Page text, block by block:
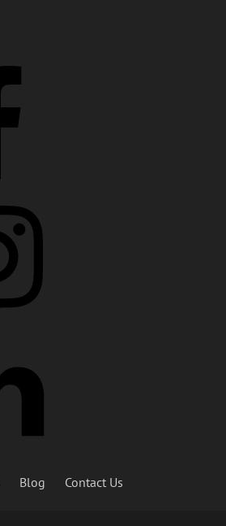
Blog Contact Us